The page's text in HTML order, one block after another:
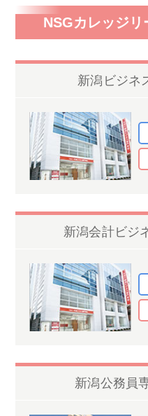
NSGカレッジ
新潟ビジネ
新潟会計ビジ
新潟公務員